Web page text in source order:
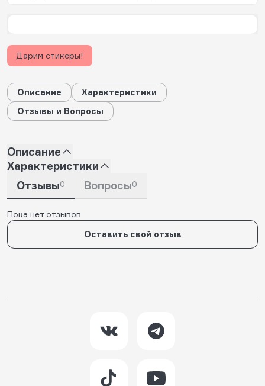
Дарим стикеры!
Описание
Характеристики
Отзывы и Вопросы
Описание
Характеристики
Отзывы0 Вопросы0
Пока нет отзывов
Оставить свой отзыв